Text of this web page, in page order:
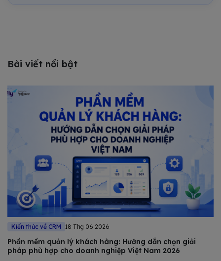
Bài viết nổi bật
Kiến thức về CRM 18 Thg 06 2026
Phần mềm quản lý khách hàng: Hướng dẫn chọn giải
pháp phù hợp cho doanh nghiệp Việt Nam 2026